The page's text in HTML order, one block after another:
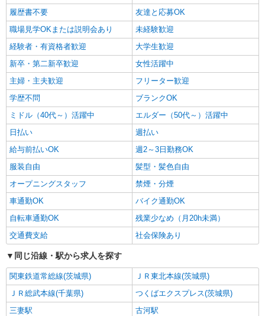
履歴書不要
友達と応募OK
職場見学OKまたは説明会あり
未経験歓迎
経験者・有資格者歓迎
大学生歓迎
新卒・第二新卒歓迎
女性活躍中
主婦・主夫歓迎
フリーター歓迎
学歴不問
ブランクOK
ミドル（40代～）活躍中
エルダー（50代～）活躍中
日払い
週払い
給与前払いOK
週2～3日勤務OK
服装自由
髪型・髪色自由
オープニングスタッフ
禁煙・分煙
車通勤OK
バイク通勤OK
自転車通勤OK
残業少なめ（月20h未満）
交通費支給
社会保険あり
同じ沿線・駅から求人を探す
関東鉄道常総線(茨城県)
ＪＲ東北本線(茨城県)
ＪＲ総武本線(千葉県)
つくばエクスプレス(茨城県)
三妻駅
古河駅